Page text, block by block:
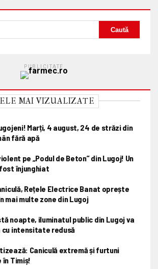
PUBLICITATE
MAI VIZUALIZATE
Marți, 4 august, 24 de străzi din
fără apă
pe „Podul de Beton” din Lugoj! Un
înjunghiat
Rețele Electrice Banat oprește
mai multe zone din Lugoj
noapte, iluminatul public din Lugoj va
cu intensitate redusă
Caniculă extremă și furtuni
Timiș!